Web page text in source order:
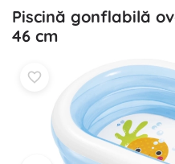
Piscină gonflabilă
46 cm